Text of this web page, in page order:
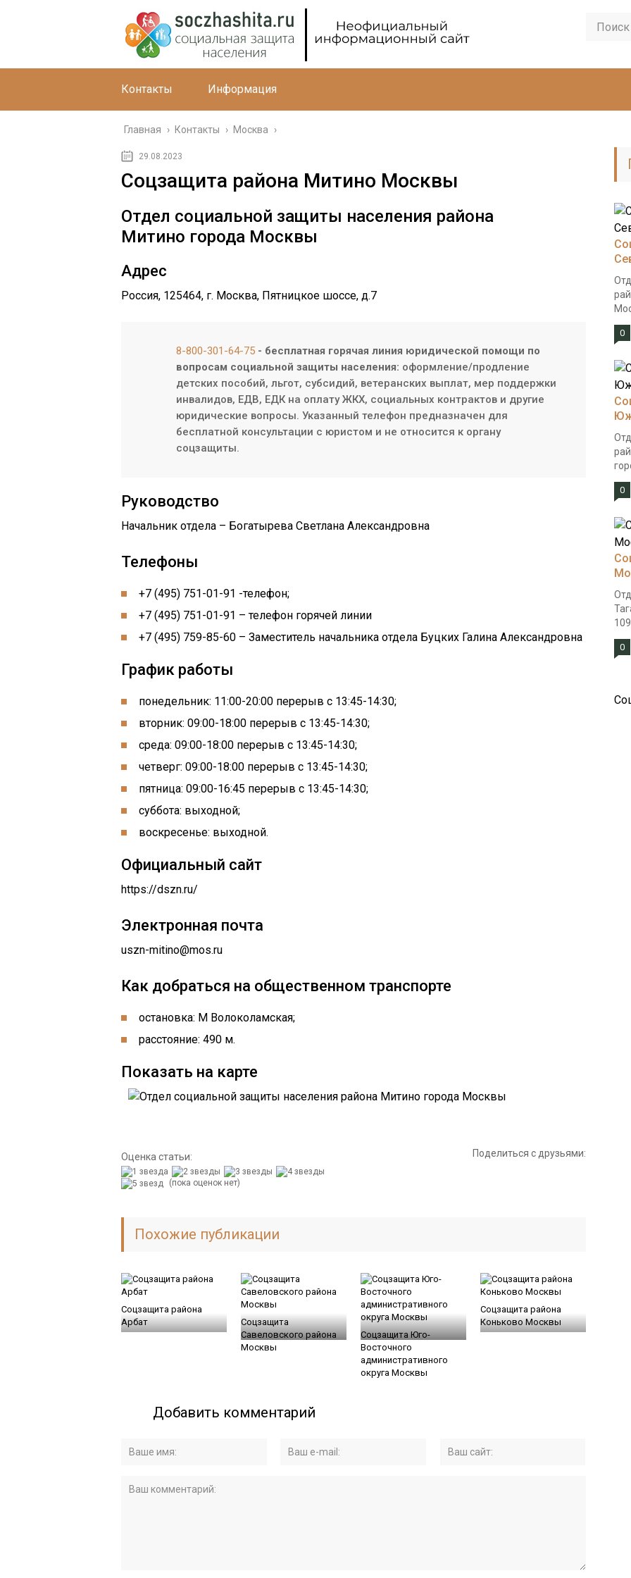
Контакты Информация
Главная › Контакты › Москва ›
29.08.2023
Соцзащита района Митино Москвы
Отдел социальной защиты населения района
Митино города Москвы
Адрес
Россия, 125464, г. Москва, Пятницкое шоссе, д.7
8-800-301-64-75 - бесплатная горячая линия юридической помощи по
вопросам социальной защиты населения: оформление/продление
детских пособий, льгот, субсидий, ветеранских выплат, мер поддержки
инвалидов, ЕДВ, ЕДК на оплату ЖКХ, социальных контрактов и другие
юридические вопросы. Указанный телефон предназначен для
бесплатной консультации с юристом и не относится к органу
соцзащиты.
Руководство
Начальник отдела – Богатырева Светлана Александровна
Телефоны
+7 (495) 751-01-91 -телефон;
+7 (495) 751-01-91 – телефон горячей линии
+7 (495) 759-85-60 – Заместитель начальника отдела Буцких Галина Александровна
График работы
понедельник: 11:00-20:00 перерыв с 13:45-14:30;
вторник: 09:00-18:00 перерыв с 13:45-14:30;
среда: 09:00-18:00 перерыв с 13:45-14:30;
четверг: 09:00-18:00 перерыв с 13:45-14:30;
пятница: 09:00-16:45 перерыв с 13:45-14:30;
суббота: выходной;
воскресенье: выходной.
Официальный сайт
https://dszn.ru/
Электронная почта
uszn-mitino@mos.ru
Как добраться на общественном транспорте
остановка: М Волоколамская;
расстояние: 490 м.
Показать на карте
Оценка статьи:
(пока оценок нет)
Поделиться с друзьями:
Похожие публикации
Соцзащита района
Арбат
Соцзащита
Савеловского района
Москвы
Соцзащита Юго-
Восточного
административного
округа Москвы
Соцзащита района
Коньково Москвы
Добавить комментарий
0
0
0